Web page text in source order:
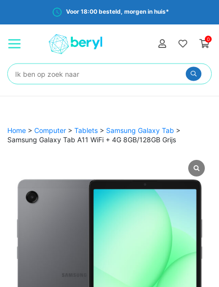
Voor 18:00 besteld, morgen in huis*
0
Zoeken:
Home > Computer > Tablets > Samsung Galaxy Tab >
Samsung Galaxy Tab A11 WiFi + 4G 8GB/128GB Grijs